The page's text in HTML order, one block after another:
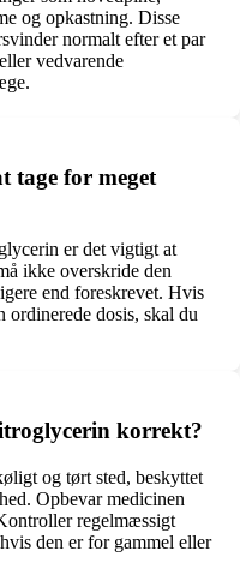
og opkastning. Disse
normalt efter et par
vedvarende
tage for meget
er det vigtigt at
ikke overskride den
end foreskrevet. Hvis
ordinerede dosis, skal du
korrekt?
og tørt sted, beskyttet
Opbevar medicinen
regelmæssigt
den er for gammel eller